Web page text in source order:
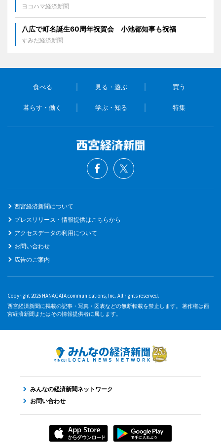
ヨコハマ経済新聞
八広で町名誕生60周年祝賀会 小池都知事も祝福
すみだ経済新聞
食べる 見る・遊ぶ 買う
暮らす・働く 学ぶ・知る 特集
西宮経済新聞について
プレスリリース・情報提供はこちらから
アクセスデータの利用について
お問い合わせ
広告のご案内
Copyright 2025 HANAGATA communications, Inc. All rights reserved.
西宮経済新聞に掲載の記事・写真・図表などの無断転載を禁止します。 著作権は西
宮経済新聞またはその情報提供者に属します。
みんなの経済新聞ネットワーク
お問い合わせ